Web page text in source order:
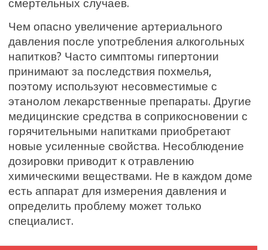
смертельных случаев.
Чем опасно увеличение артериального
давления после употребления алкогольных
напитков? Часто симптомы гипертонии
принимают за последствия похмелья,
поэтому используют несовместимые с
этанолом лекарственные препараты. Другие
медицинские средства в соприкосновении с
горячительными напитками приобретают
новые усиленные свойства. Несоблюдение
дозировки приводит к отравлению
химическими веществами. Не в каждом доме
есть аппарат для измерения давления и
определить проблему может только
специалист.